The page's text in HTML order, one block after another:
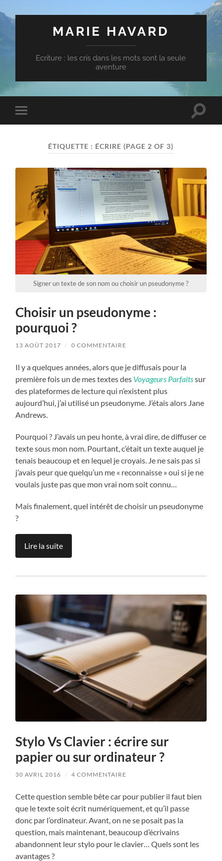
MARIE HAVARD
Ecriture : les cris dans les mots sont la seule
aventure
Toggle
mobile
Toggle
ÉTIQUETTE : ÉCRIRE (PAGE 2 OF 3)
Signer un texte de son nom ou choisir un pseudonyme ?
Choisir un pseudonyme :
pourquoi ?
13 AOÛT 2017 / 0 COMMENTAIRE
Il y a quelques années, alors que je diffusais pour la
première fois un de mes textes des Voyageurs Parfaitssur
des plateformes de lecture qui n’existent plus
aujourd’hui, j’ai utilisé un pseudonyme. J’étais alors Jane
Andrews.
Pourquoi ? J’avais un peu honte, à vrai dire, de diffuser ce
texte sous mon nom. Pourtant, c’était un texte auquel je
tenais beaucoup et en lequel je croyais. Je ne sais pas si
j’avais peur que quelqu’un me « reconnaisse » oui si je ne
voulais juste pas que mon vrai nom soit connu…
Mais finalement, quel intérêt de choisir un pseudonyme
?
Lire la suite
Stylo Vs Clavier : écrire sur
papier ou sur ordinateur ?
30 AVRIL 2016 / 4 COMMENTAIRE
Cette question semble bête car pour publier il faut bien
que le texte soit écrit numériquement, et qu’il passe
donc par l’ordinateur. Avant, on ne se posait pas la
question, mais maintenant, beaucoup d’écrivains
abandonnent leur stylo pour le clavier… Quels sont les
avantages ?